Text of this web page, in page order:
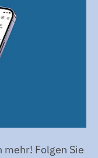
mehr! Folgen Sie